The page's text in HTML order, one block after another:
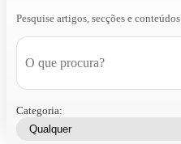
Pesquise artigos, secções e conteúdos
Categoria: